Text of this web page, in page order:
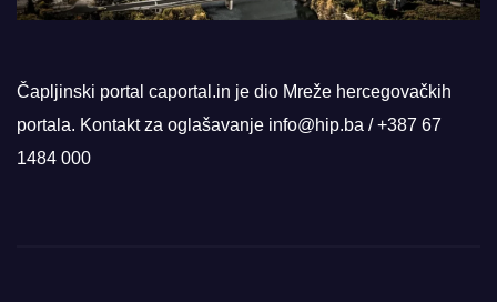
Čapljinski portal caportal.in je dio Mreže hercegovačkih
portala. Kontakt za oglašavanje info@hip.ba / +387 67
1484 000